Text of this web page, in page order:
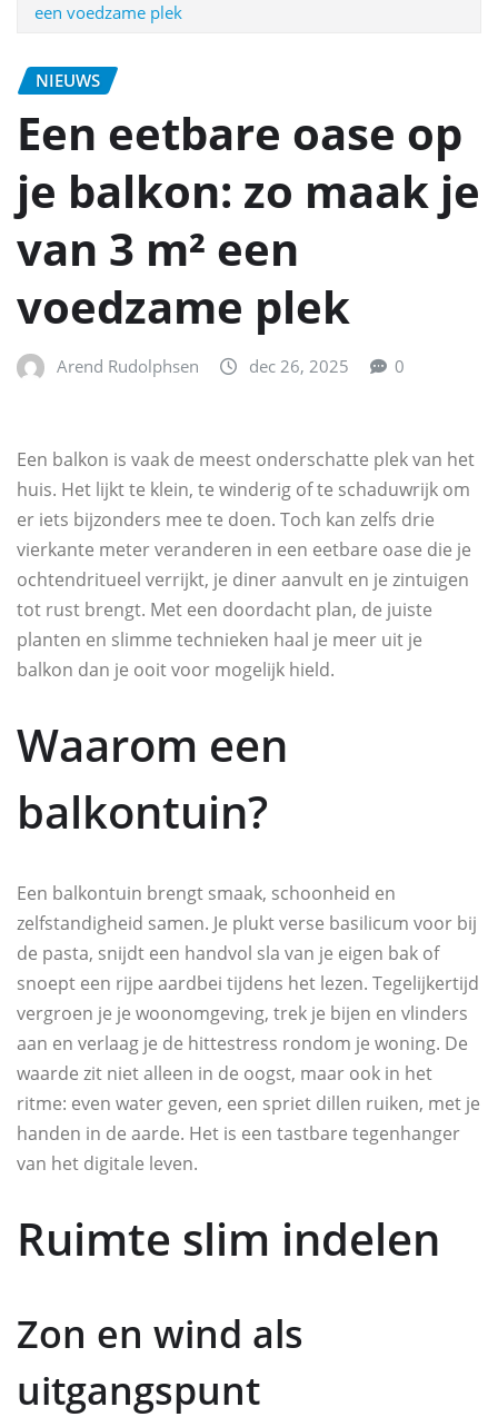
een voedzame plek
NIEUWS
Een eetbare oase op
je balkon: zo maak je
van 3 m² een
voedzame plek
Arend Rudolphsen dec 26, 2025 0
Een balkon is vaak de meest onderschatte plek van het
huis. Het lijkt te klein, te winderig of te schaduwrijk om
er iets bijzonders mee te doen. Toch kan zelfs drie
vierkante meter veranderen in een eetbare oase die je
ochtendritueel verrijkt, je diner aanvult en je zintuigen
tot rust brengt. Met een doordacht plan, de juiste
planten en slimme technieken haal je meer uit je
balkon dan je ooit voor mogelijk hield.
Waarom een
balkontuin?
Een balkontuin brengt smaak, schoonheid en
zelfstandigheid samen. Je plukt verse basilicum voor bij
de pasta, snijdt een handvol sla van je eigen bak of
snoept een rijpe aardbei tijdens het lezen. Tegelijkertijd
vergroen je je woonomgeving, trek je bijen en vlinders
aan en verlaag je de hittestress rondom je woning. De
waarde zit niet alleen in de oogst, maar ook in het
ritme: even water geven, een spriet dillen ruiken, met je
handen in de aarde. Het is een tastbare tegenhanger
van het digitale leven.
Ruimte slim indelen
Zon en wind als
uitgangspunt